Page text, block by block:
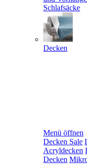
Schlafsäcke
Decken
Menü öffnen
Decken Sale
Acryldecken
Decken